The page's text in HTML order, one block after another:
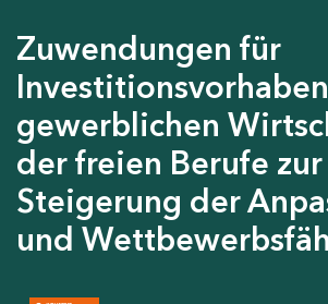
Zuwendungen für
gewerblichen
der freien Berufe zur
Steigerung der
und